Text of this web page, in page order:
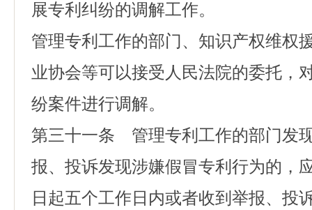
展专利纠纷的调解工作。
管理专利工作的部门、知识产权维权
业协会等可以接受人民法院的委托，
纷案件进行调解。
第三十一条 管理专利工作的部门发
报、投诉发现涉嫌假冒专利行为的，
日起五个工作日内或者收到举报、投